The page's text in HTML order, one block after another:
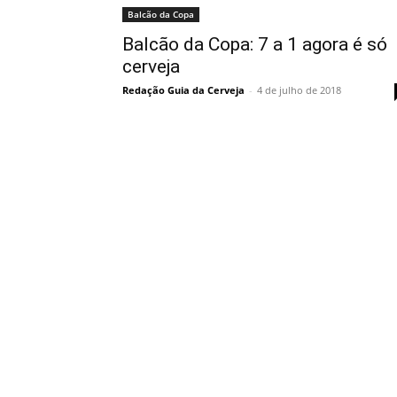
Balcão da Copa
Balcão da Copa: 7 a 1 agora é só
cerveja
Redação Guia da Cerveja - 4 de julho de 2018